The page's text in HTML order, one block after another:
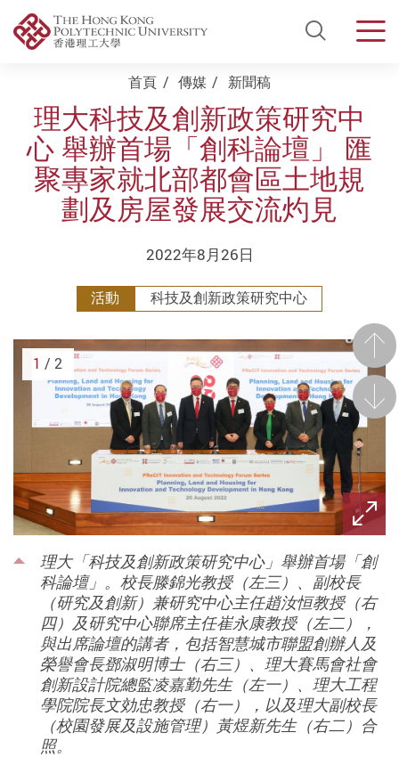
Open
Start main content首頁 傳媒 新聞稿
理大科技及創新政策研究中
心 舉辦首場「創科論壇」 匯
聚專家就北部都會區土地規
劃及房屋發展交流灼見
2022年8月26日
活動 科技及創新政策研究中心
前
理大「科技及創新政策研究中心」舉辦首場「創
科論壇」。校長滕錦光教授（左三）、副校長
（研究及創新）兼研究中心主任趙汝恒教授（右
四）及研究中心聯席主任崔永康教授（左二），
與出席論壇的講者，包括智慧城市聯盟創辦人及
榮譽會長鄧淑明博士（右三）、理大賽馬會社會
創新設計院總監凌嘉勤先生（左一）、理大工程
學院院長文効忠教授（右一），以及理大副校長
（校園發展及設施管理）黃煜新先生（右二）合
照。
後一
1 / 2